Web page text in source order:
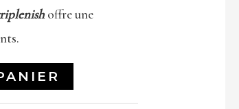
offre une